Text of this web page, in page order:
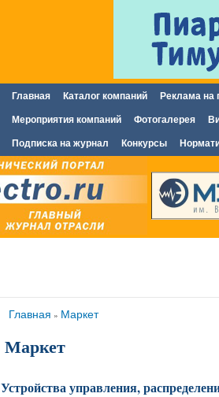
Главное меню
Главная Каталог компаний Реклама на
Мероприятия компаний Фотогалерея
Подписка на журнал Конкурсы
Вы здесь
Главная » Маркет
Маркет
Устройства управления,